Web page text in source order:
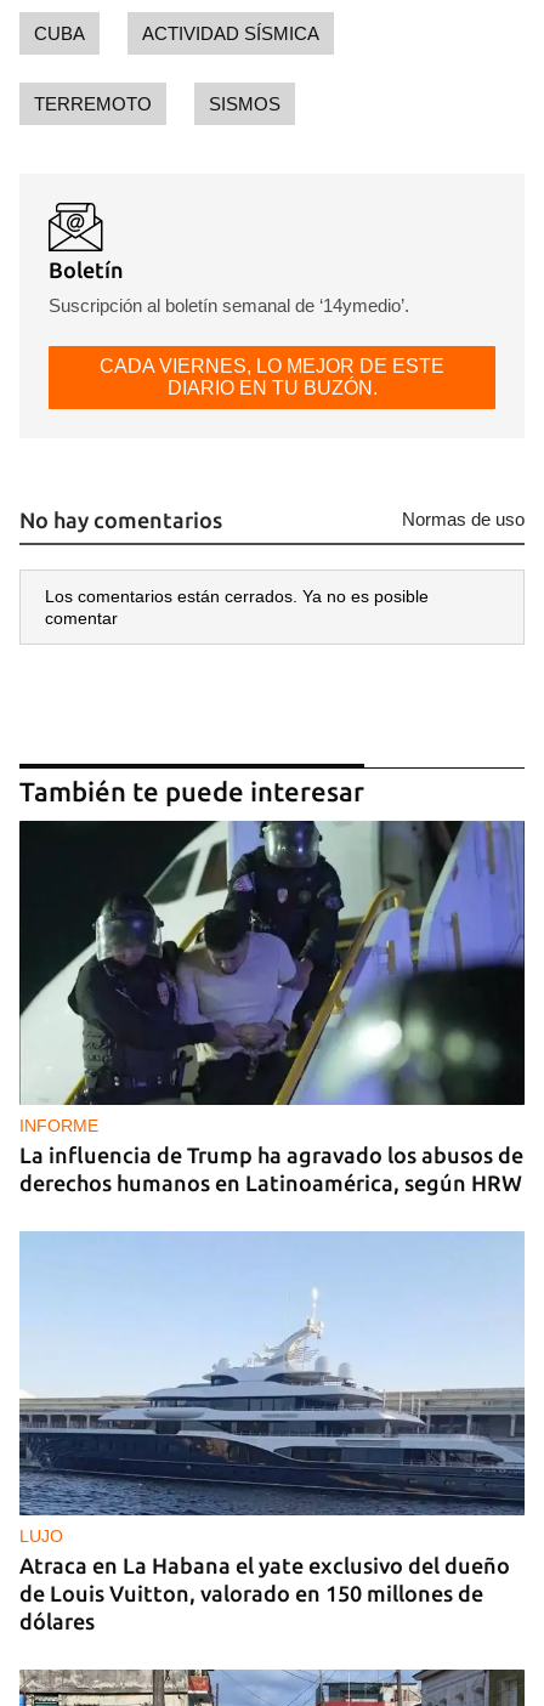
Para poder guardar como favorito, primero has de
iniciar sesión con tu cuenta de 14ymedio.
INICIAR SESIÓN CANCELAR
CUBA ACTIVIDAD SÍSMICA
TERREMOTO SISMOS
Boletín
Suscripción al boletín semanal de ‘14ymedio’.
CADA VIERNES, LO MEJOR DE ESTE
DIARIO EN TU BUZÓN.
No hay comentarios Normas de uso
Los comentarios están cerrados. Ya no es posible
comentar
También te puede interesar
INFORME
La influencia de Trump ha agravado los abusos de
derechos humanos en Latinoamérica, según HRW
LUJO
Atraca en La Habana el yate exclusivo del dueño
de Louis Vuitton, valorado en 150 millones de
dólares